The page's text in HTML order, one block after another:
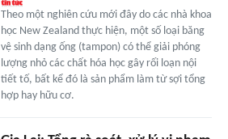
Theo một nghiên cứu mới đây do các nhà khoa
học New Zealand thực hiện, một số loại băng
vệ sinh dạng ống (tampon) có thể giải phóng
lượng nhỏ các chất hóa học gây rối loạn nội
tiết tố, bất kể đó là sản phẩm làm từ sợi tổng
hợp hay hữu cơ.